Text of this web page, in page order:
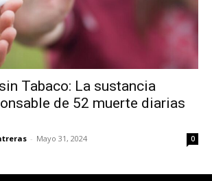
Tabaco: La sustancia
de 52 muerte diarias
- Mayo 31, 2024 0